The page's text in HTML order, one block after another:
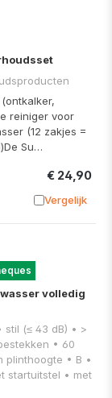
reiniger voor
(12 zakjes =
Su…
€ 24,90
Vergelijk
volledig